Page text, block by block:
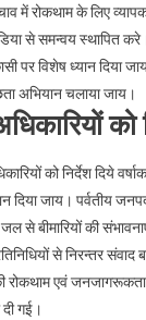
में रोकथाम के लिए
से समन्वय स्थापित
पर विशेष ध्यान दिया
अभियान चलाया जाय।
को
को निर्देश दिये
दिया जाय। पर्वतीय
से बीमारियों की
से निरन्तर
की रोकथाम एवं
दी गई।